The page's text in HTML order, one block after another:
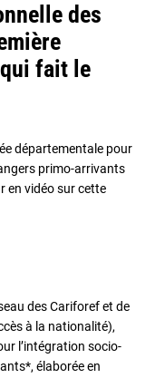
des
fait le
départementale pour
primo-arrivants
en vidéo sur cette
des Cariforef et de
à la nationalité),
l’intégration socio-
élaborée en